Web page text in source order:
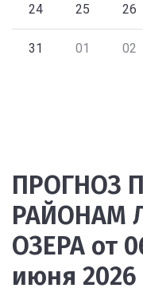
24 25 26
31 01 02
ПРОГНОЗ
РАЙОНАМ
ОЗЕРА от
июня 2026